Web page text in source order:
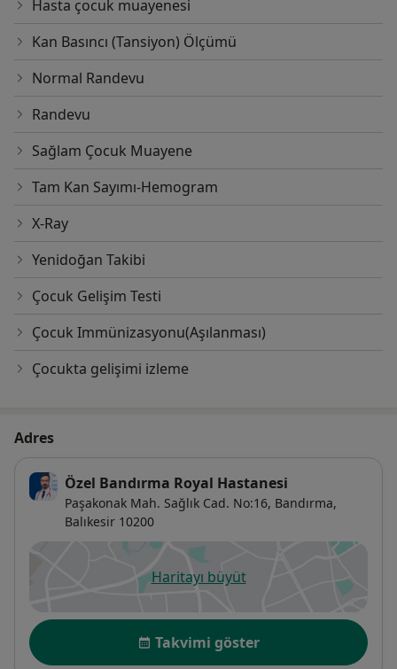
Hasta çocuk muayenesi
Kan Basıncı (Tansiyon) Ölçümü
Normal Randevu
Randevu
Sağlam Çocuk Muayene
Tam Kan Sayımı-Hemogram
X-Ray
Yenidoğan Takibi
Çocuk Gelişim Testi
Çocuk Immünizasyonu(Aşılanması)
Çocukta gelişimi izleme
Adres
Özel Bandırma Royal Hastanesi
Paşakonak Mah. Sağlık Cad. No:16, Bandırma,
Balıkesir 10200
Haritayı büyütyeni bir sekmede açılır
Uygunluk
Takvimi göster